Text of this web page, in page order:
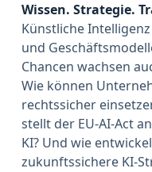
Wissen. Strategie.
Künstliche
und
Chancen wachsen
Wie können
rechtssicher
stellt der EU-AI-Act
KI? Und wie
zukunftssichere KI-